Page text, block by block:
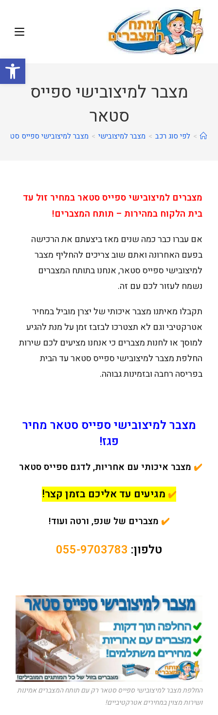
מצבר למיצובישי ספייס
סטאר
> לפי סוג רכב > מצבר למיצובישי > מצבר למיצובישי ספייס סטאר
מצברים למיצובישי ספייס סטאר במחיר זול עד
בית הלקוח במהירות – תותח המצברים!
אם עברו כבר כמה שנים מאז ביצעתם את הרכישה
בפעם האחרונה ואתם שוב צריכים להחליף מצבר
למיצובישי ספייס סטאר, אנחנו בתותח המצברים
נשמח לעזור לכם עם זה.
תקבלו מאיתנו מצבר איכותי של יצרן מוביל במחיר
אטרקטיבי וגם לא תצטרכו לבזבז זמן על מנת להגיע
למוסך או לחנות מצברים כי אנחנו מציעים לכם שירות
החלפת מצבר למיצובישי ספייס סטאר עד הבית
בפריסה רחבה ובזמינות גבוהה.
מצבר למיצובישי ספייס סטאר מחיר
פגז!
✔️ מצבר איכותי עם אחריות, לדגם ספייס סטאר
✔️ מגיעים עד אליכם בזמן קצר!
✔️ מצברים של שנפ, ורטה ועוד!
טלפון: 055-9703783
החלפת מצבר למיצובישי ספייס סטאר רק עם תותח המצברים אמינות
ושירות מצוין במחירים אטרקטיביים!